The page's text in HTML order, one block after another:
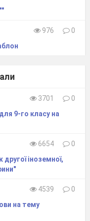
976
0
3701
0
9-го класу на
6654
0
іноземної,
4539
0
на тему